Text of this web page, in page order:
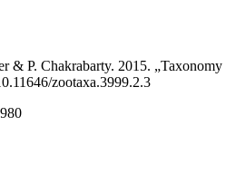
P. Chakrabarty. 2015.
zootaxa.3999.2.3